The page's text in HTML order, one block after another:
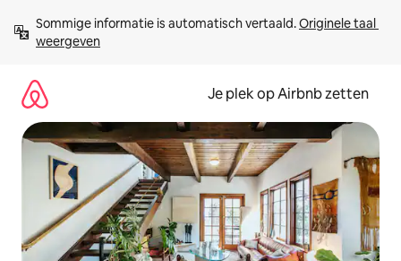
direct
naar
Sommige informatie is automatisch vertaald. Originele taal
weergeven
Je plek op Airbnb zetten